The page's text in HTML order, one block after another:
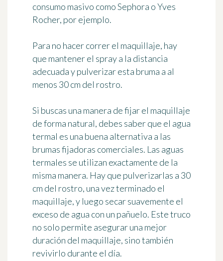
consumo masivo como Sephora o Yves
Rocher, por ejemplo.
Para no hacer correr el maquillaje, hay
que mantener el spray a la distancia
adecuada y pulverizar esta bruma a al
menos 30 cm del rostro.
Si buscas una manera de fijar el maquillaje
de forma natural, debes saber que el agua
termal es una buena alternativa a las
brumas fijadoras comerciales. Las aguas
termales se utilizan exactamente de la
misma manera. Hay que pulverizarlas a 30
cm del rostro, una vez terminado el
maquillaje, y luego secar suavemente el
exceso de agua con un pañuelo. Este truco
no solo permite asegurar una mejor
duración del maquillaje, sino también
revivirlo durante el día.